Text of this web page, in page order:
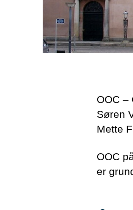
OOC –
Søren
Mette
OOC
er